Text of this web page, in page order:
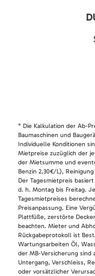
* Die Kalkulation der Ab-
Baumaschinen und
Individuelle Konditionen
Mietpreise zuzüglich der
der Mietsumme und
Benzin 2,30€/L),
Der Tagesmietpreis
d. h. Montag bis Freitag.
Tagesmietpreises
Preisanpassung. Eine
Plattfüße, zerstörte
beachten. Mieter und
Rückgabeprotokoll ist
Wartungsarbeiten Öl,
der MB-Versicherung sind
Untergang, Verschleiss,
oder vorsätzlicher